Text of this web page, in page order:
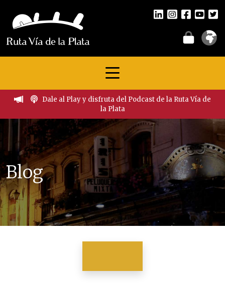
Dale al Play y disfruta del Podcast de la Ruta Vía de
la Plata
Blog